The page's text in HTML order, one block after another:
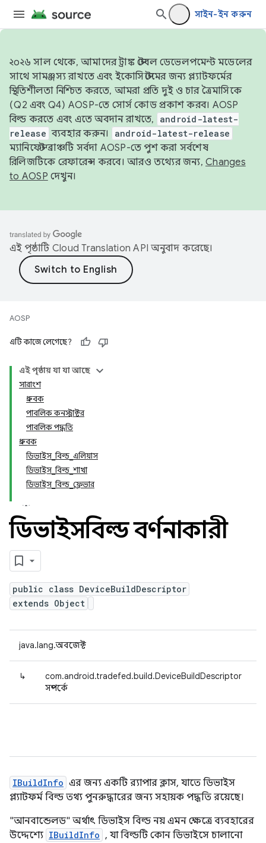
সাইন-ইন করুন
২০২৬ সাল থেকে, আমাদের ট্রাঙ্ক স্টেবল ডেভেলপমেন্ট মডেলের
সাথে সামঞ্জস্য রাখতে এবং ইকোসিস্টেমের জন্য প্ল্যাটফর্মের
স্থিতিশীলতা নিশ্চিত করতে, আমরা প্রতি দুই ও চার ত্রৈমাসিকে
(Q2 এবং Q4) AOSP-তে সোর্স কোড প্রকাশ করব। AOSP
বিল্ড করতে এবং এতে অবদান রাখতে,
android-latest-
release ব্যবহার করুন। android-latest-release
ম্যানিফেস্ট ব্রাঞ্চটি সর্বদা AOSP-তে পুশ করা সর্বশেষ
রিলিজটিকে রেফারেন্স করবে। আরও তথ্যের জন্য, Changes
to AOSP দেখুন।
এই পৃষ্ঠাটি Cloud Translation API অনুবাদ করেছে।
AOSP
এটি কাজে লেগেছে?
এই পৃষ্ঠায় যা যা আছে
সারাংশ
ধ্রুবক
পাবলিক কনস্ট্রাক্টর
পাবলিক পদ্ধতি
ধ্রুবক
ডিভাইস_বিল্ড_এলিয়াস
ডিভাইস_বিল্ড_শাখা
ডিভাইস_বিল্ড_ফ্লেভার
ডিভাইসবিল্ড বর্ণনাকারী
public class DeviceBuildDescriptor
extends Object
java.lang.অবজেক্ট
↳
com.android.tradefed.build.DeviceBuildDescriptor
সম্পর্কে
IBuildInfo এর জন্য একটি র‍্যাপার ক্লাস, যাতে ডিভাইস
প্ল্যাটফর্ম বিল্ড তথ্য পুনরুদ্ধারের জন্য সহায়ক পদ্ধতি রয়েছে।
"আনবান্ডেলড" অর্থাৎ ডিভাইস বিল্ড নয় এমন ক্ষেত্রে ব্যবহারের
উদ্দেশ্যে IBuildInfo , যা বিল্ডটি কোন ডিভাইসে চালানো